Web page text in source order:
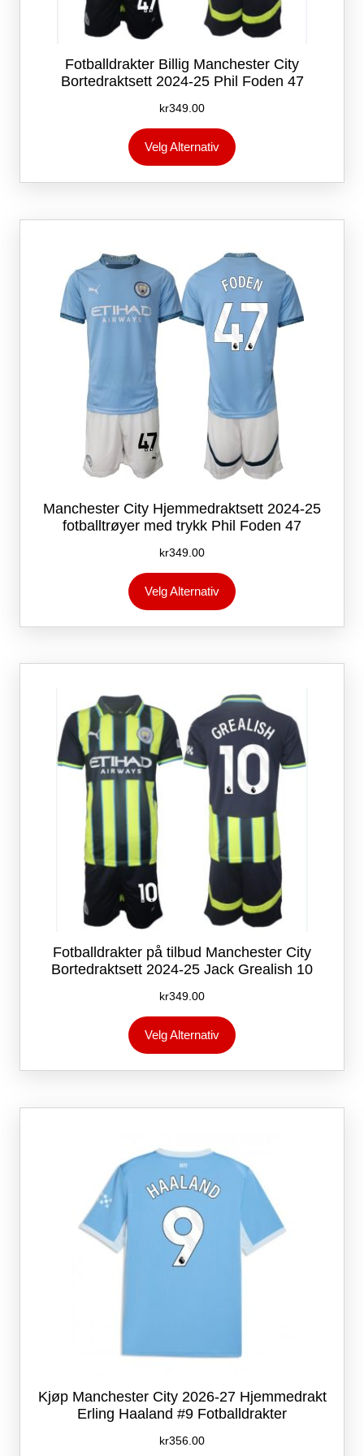
Fotballdrakter Billig Manchester City
Bortedraktsett 2024-25 Phil Foden 47
kr349.00
Velg Alternativ
produktet
flere
Alternativene
velges
på
produktsiden
Manchester City Hjemmedraktsett 2024-25
fotballtrøyer med trykk Phil Foden 47
kr349.00
Velg Alternativ
produktet
flere
Alternativene
velges
på
produktsiden
Fotballdrakter på tilbud Manchester City
Bortedraktsett 2024-25 Jack Grealish 10
kr349.00
Velg Alternativ
produktet
flere
Alternativene
på
produktsiden
Kjøp Manchester City 2026-27 Hjemmedrakt
Erling Haaland #9 Fotballdrakter
kr356.00